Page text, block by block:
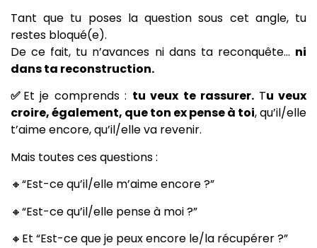
Tant que tu poses la question sous cet angle, tu
restes bloqué(e).
De ce fait, tu n’avances ni dans ta reconquête… ni
dans ta reconstruction.
✅ Et je comprends : tu veux te rassurer. Tu veux
croire, également, que ton ex pense à toi, qu’il/elle
t’aime encore, qu’il/elle va revenir.
Mais toutes ces questions :
🔸“Est-ce qu’il/elle m’aime encore ?”
🔸“Est-ce qu’il/elle pense à moi ?”
🔸Et “Est-ce que je peux encore le/la récupérer ?”